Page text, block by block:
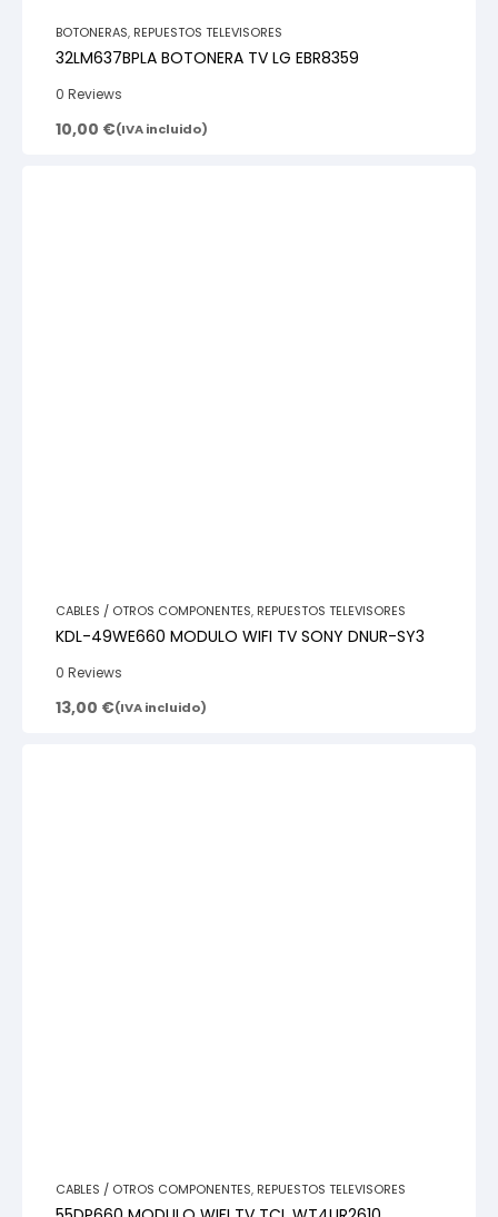
BOTONERAS, REPUESTOS TELEVISORES
32LM637BPLA BOTONERA TV LG EBR8359
0 Reviews
10,00 €(IVA incluido)
CABLES / OTROS COMPONENTES, REPUESTOS TELEVISORES
KDL-49WE660 MODULO WIFI TV SONY DNUR-SY3
0 Reviews
13,00 €(IVA incluido)
CABLES / OTROS COMPONENTES, REPUESTOS TELEVISORES